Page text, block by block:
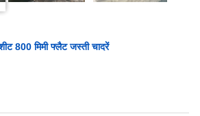
800 मिमी फ्लैट जस्ती चादरें